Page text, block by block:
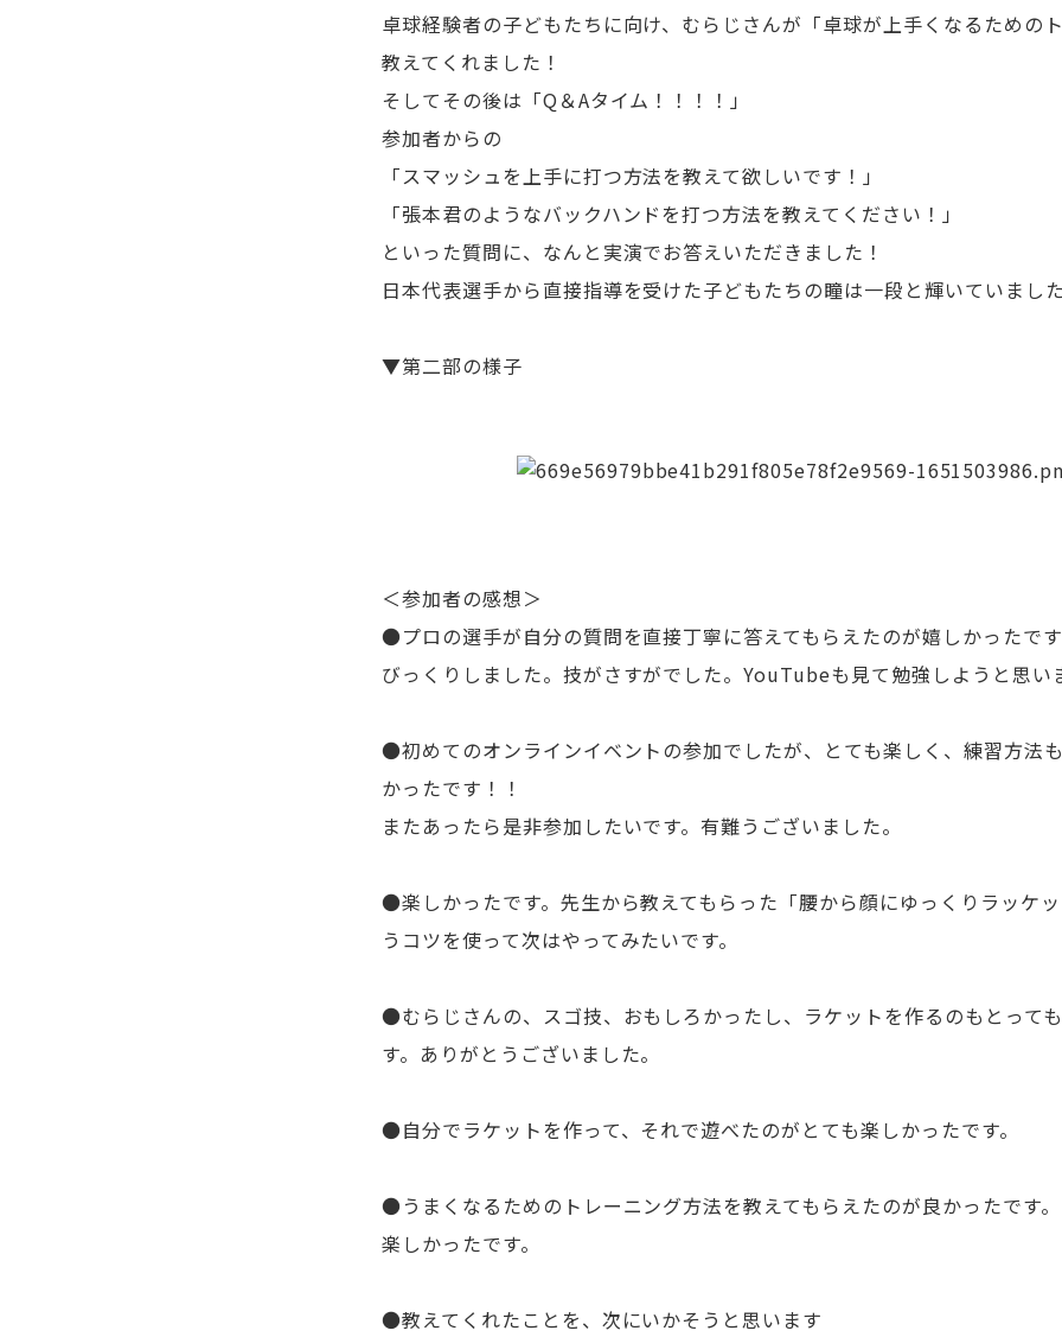
卓球経験者の子どもたちに向け、むらじさんが「卓球が上手くなるための
教えてくれました！
そしてその後は「Q＆Aタイム！！！！」
参加者からの
「スマッシュを上手に打つ方法を教えて欲しいです！」
「張本君のようなバックハンドを打つ方法を教えてください！」
といった質問に、なんと実演でお答えいただきました！
日本代表選手から直接指導を受けた子どもたちの瞳は一段と輝いていまし
▼第二部の様子
＜参加者の感想＞
●プロの選手が自分の質問を直接丁寧に答えてもらえたのが嬉しかったで
びっくりしました。技がさすがでした。YouTubeも見て勉強しようと思い
●初めてのオンラインイベントの参加でしたが、とても楽しく、練習方法
かったです！！
またあったら是非参加したいです。有難うございました。
●楽しかったです。先生から教えてもらった「腰から顔にゆっくりラッケ
うコツを使って次はやってみたいです。
●むらじさんの、スゴ技、おもしろかったし、ラケットを作るのもとって
す。ありがとうございました。
●自分でラケットを作って、それで遊べたのがとても楽しかったです。
●うまくなるためのトレーニング方法を教えてもらえたのが良かったです
楽しかったです。
●教えてくれたことを、次にいかそうと思います